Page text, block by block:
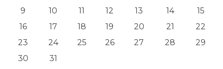
9
10 11 12 13 14
15
16
17 18 19 20 21
22
23
24 25 26 27 28
29
30
31